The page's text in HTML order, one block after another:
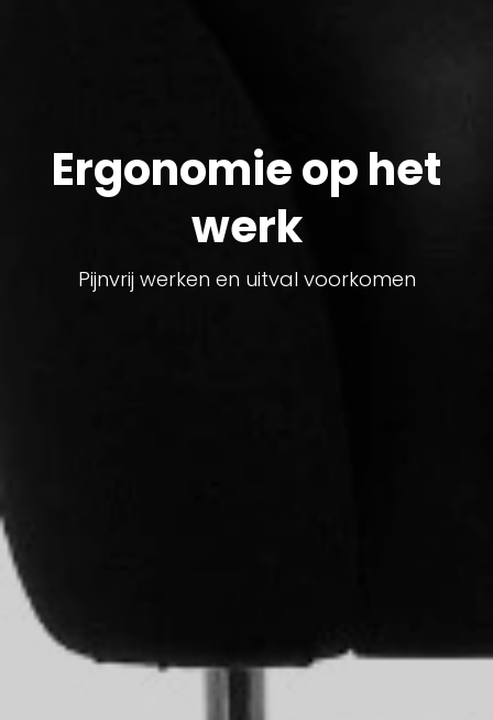
Ergonomie op het
werk
Pijnvrij werken en uitval voorkomen